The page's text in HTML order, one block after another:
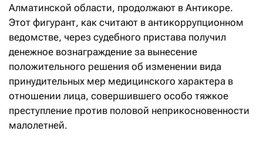
Алматинской области, продолжают в Антикоре.
Этот фигурант, как считают в антикоррупционном
ведомстве, через судебного пристава получил
денежное вознаграждение за вынесение
положительного решения об изменении вида
принудительных мер медицинского характера в
отношении лица, совершившего особо тяжкое
преступление против половой неприкосновенности
малолетней.